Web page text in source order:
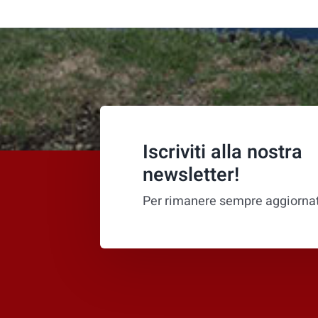
Iscriviti alla nostra
newsletter!
Per rimanere sempre